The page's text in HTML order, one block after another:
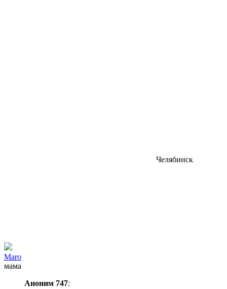
Челябинск
Maro
мама
Аноним 747: